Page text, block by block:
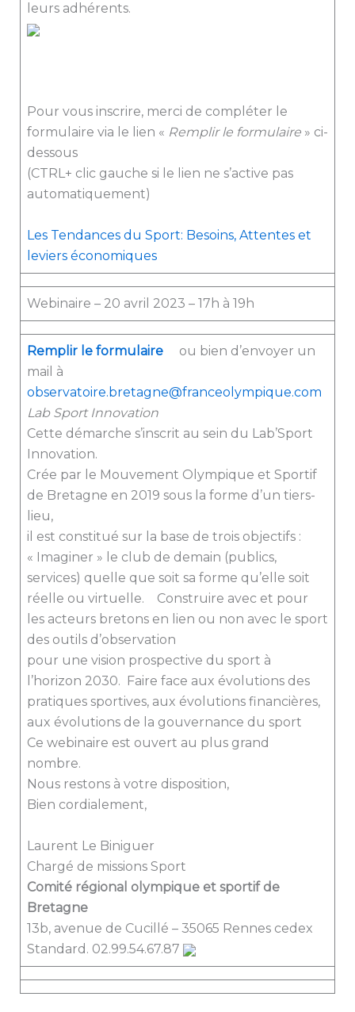
leurs adhérents.
Pour vous inscrire, merci de compléter le
formulaire via le lien « Remplir le formulaire» ci-
dessous
(CTRL+ clic gauche si le lien ne s’active pas
automatiquement)
Les Tendances du Sport: Besoins, Attentes et
leviers économiques
Webinaire – 20 avril 2023 – 17h à 19h
Remplir le formulaireou bien d’envoyer un
mail à
observatoire.bretagne@franceolympique.com
Lab Sport Innovation
Cette démarche s’inscrit au sein du Lab’Sport
Innovation.
Crée par le Mouvement Olympique et Sportif
de Bretagne en 2019 sous la forme d’un tiers-
lieu,
il est constitué sur la base de trois objectifs :
« Imaginer » le club de demain (publics,
services) quelle que soit sa forme qu’elle soit
réelle ou virtuelle. Construire avec et pour
les acteurs bretons en lien ou non avec le sport
des outils d’observation
pour une vision prospective du sport à
l’horizon 2030. Faire face aux évolutions des
pratiques sportives, aux évolutions financières,
aux évolutions de la gouvernance du sport
Ce webinaire est ouvert au plus grand
nombre.
Nous restons à votre disposition,
Bien cordialement,
Laurent Le Biniguer
Chargé de missions Sport
Comité régional olympique et sportif de
Bretagne
13b, avenue de Cucillé – 35065 Rennes cedex
Standard. 02.99.54.67.87